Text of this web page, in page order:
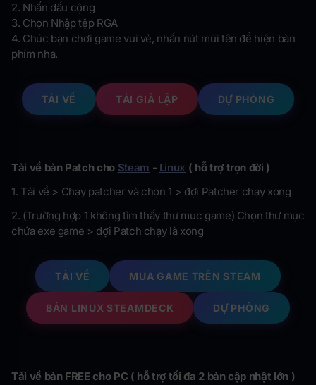
2. Nhấn dấu cộng
3. Chọn Nhập tệp RGA
4. Chúc bạn chơi game vui vẻ, nhấn nút mũi tên để hiện bàn
phím nha.
TẢI VỀ TẢI GIẢ LẬP DỰ PHÒNG
Tải về bản Patch cho Steam - Linux ( hỗ trợ trọn đời )
1. Tải về > Chạy patcher và chọn 1 > đợi Patcher chạy xong
2. (Trường hợp 1 không tìm thấy thư mục game) Chọn thư mục
chứa exe game > đợi Patch chạy là xong
TẢI VỀ MUA GAME TRÊN STEAM
BẢN LINUX STEAMDECK DỰ PHÒNG
Tải về bản FREE cho PC ( hỗ trợ tối đa 2 bản cập nhật lớn )